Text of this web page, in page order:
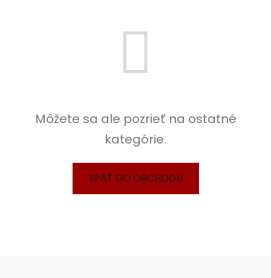
Môžete sa ale pozrieť na ostatné
kategórie.
SPÄŤ DO OBCHODU